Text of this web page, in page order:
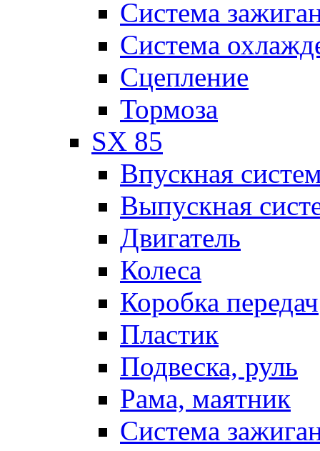
Система
Система
Сцепление
Тормоза
SX 85
Впускная
Выпускная
Двигатель
Колеса
Коробка передач
Пластик
Подвеска, руль
Рама, маятник
Система